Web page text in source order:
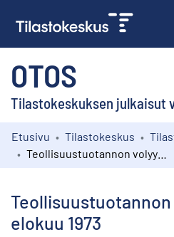
OTOS
Tilastokeskuksen julkaisut
Kokoelmat
Etusivu Tilastokeskus
elokuu 1973